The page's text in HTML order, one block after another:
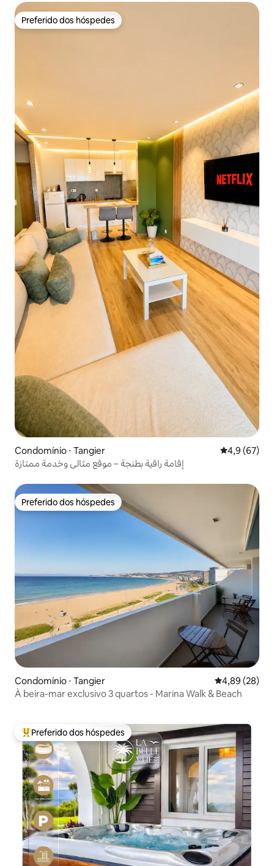
Preferido dos hóspedes
Preferido dos hóspedes
Condomínio ⋅ Tangier 4,9 de uma
4,9 (67)
إقامة راقية بطنجة – موقع مثالي وخدمة ممتازة
Preferido dos hóspedes
Preferido dos hóspedes
Condomínio ⋅ Tangier 4,89 de uma
4,89 (28)
À beira-mar exclusivo 3 quartos - Marina Walk & Beach
Entre os melhores preferidos dos hóspedes
Preferido dos hóspedes